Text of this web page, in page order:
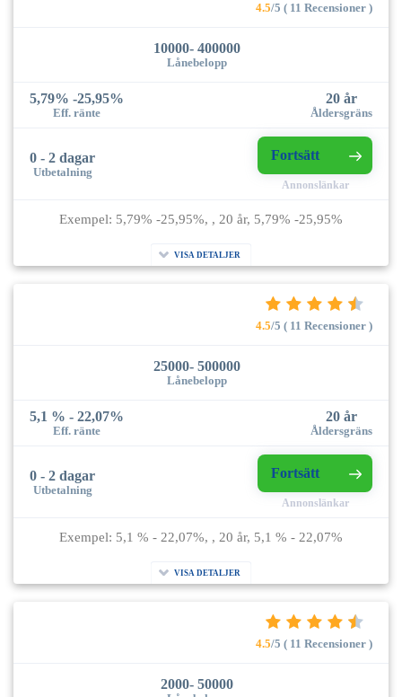
4.5/5 ( 11 Recensioner )
10000- 400000
Lånebelopp
5,79% -25,95%
Eff. ränte
20 år
Åldersgräns
0 - 2 dagar
Utbetalning
Fortsätt
Annonslänkar
Exempel: 5,79% -25,95%, , 20 år, 5,79% -25,95%
VISA DETALJER
4.5/5 ( 11 Recensioner )
25000- 500000
Lånebelopp
5,1 % - 22,07%
Eff. ränte
20 år
Åldersgräns
0 - 2 dagar
Utbetalning
Fortsätt
Annonslänkar
Exempel: 5,1 % - 22,07%, , 20 år, 5,1 % - 22,07%
VISA DETALJER
4.5/5 ( 11 Recensioner )
2000- 50000